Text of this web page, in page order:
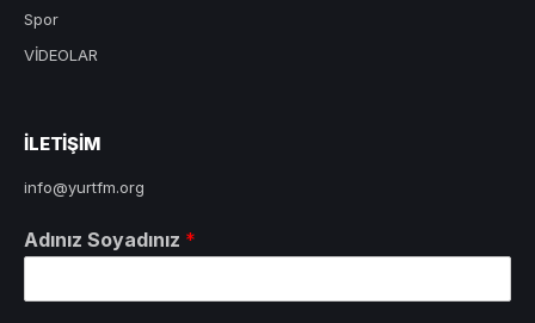
Spor
VİDEOLAR
ILETIŞIM
info@yurtfm.org
Adınız Soyadınız *